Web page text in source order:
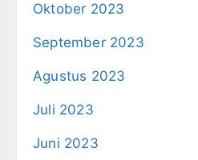
Oktober 2023
September 2023
Agustus 2023
Juli 2023
Juni 2023